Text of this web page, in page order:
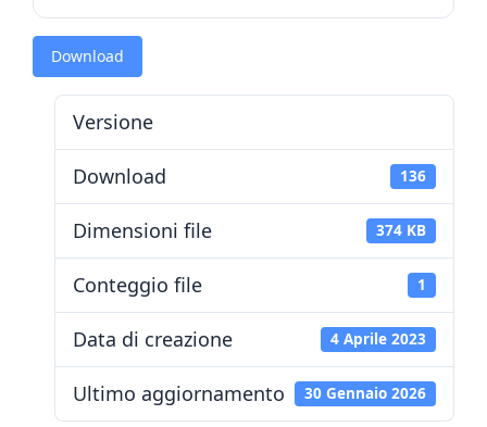
Download
Versione
Download 136
Dimensioni file 374 KB
Conteggio file 1
Data di creazione 4 Aprile 2023
Ultimo aggiornamento 30 Gennaio 2026